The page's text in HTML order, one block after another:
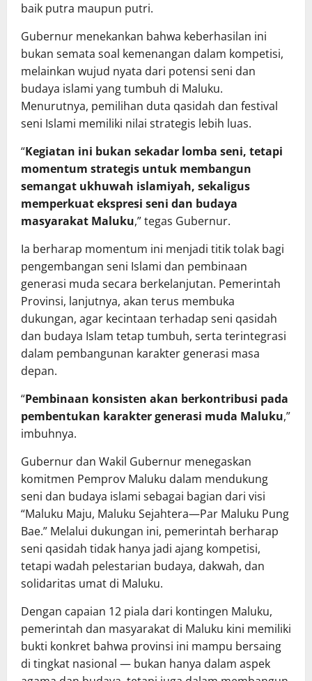
baik putra maupun putri.
Gubernur menekankan bahwa keberhasilan ini
bukan semata soal kemenangan dalam kompetisi,
melainkan wujud nyata dari potensi seni dan
budaya islami yang tumbuh di Maluku.
Menurutnya, pemilihan duta qasidah dan festival
seni Islami memiliki nilai strategis lebih luas.
“Kegiatan ini bukan sekadar lomba seni, tetapi
momentum strategis untuk membangun
semangat ukhuwah islamiyah, sekaligus
memperkuat ekspresi seni dan budaya
masyarakat Maluku,” tegas Gubernur.
Ia berharap momentum ini menjadi titik tolak bagi
pengembangan seni Islami dan pembinaan
generasi muda secara berkelanjutan. Pemerintah
Provinsi, lanjutnya, akan terus membuka
dukungan, agar kecintaan terhadap seni qasidah
dan budaya Islam tetap tumbuh, serta terintegrasi
dalam pembangunan karakter generasi masa
depan.
“Pembinaan konsisten akan berkontribusi pada
pembentukan karakter generasi muda Maluku,”
imbuhnya.
Gubernur dan Wakil Gubernur menegaskan
komitmen Pemprov Maluku dalam mendukung
seni dan budaya islami sebagai bagian dari visi
“Maluku Maju, Maluku Sejahtera—Par Maluku Pung
Bae.” Melalui dukungan ini, pemerintah berharap
seni qasidah tidak hanya jadi ajang kompetisi,
tetapi wadah pelestarian budaya, dakwah, dan
solidaritas umat di Maluku.
Dengan capaian 12 piala dari kontingen Maluku,
pemerintah dan masyarakat di Maluku kini memiliki
bukti konkret bahwa provinsi ini mampu bersaing
di tingkat nasional — bukan hanya dalam aspek